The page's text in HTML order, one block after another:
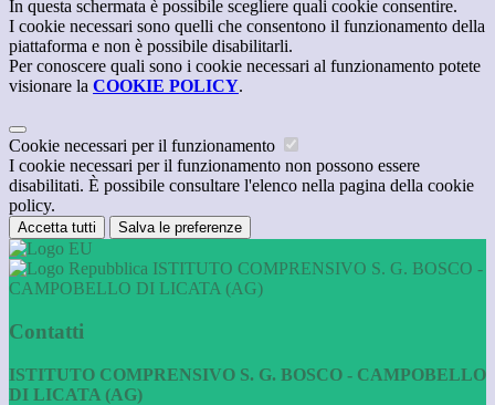
In questa schermata è possibile scegliere quali cookie consentire.
I cookie necessari sono quelli che consentono il funzionamento della
piattaforma e non è possibile disabilitarli.
Per conoscere quali sono i cookie necessari al funzionamento potete
visionare la COOKIE POLICY.
Cookie necessari per il funzionamento
I cookie necessari per il funzionamento non possono essere
disabilitati. È possibile consultare l'elenco nella pagina della cookie
policy.
Accetta tutti Salva le preferenze
ISTITUTO COMPRENSIVO S. G. BOSCO -
CAMPOBELLO DI LICATA (AG)
Contatti
ISTITUTO COMPRENSIVO S. G. BOSCO - CAMPOBELLO
DI LICATA (AG)